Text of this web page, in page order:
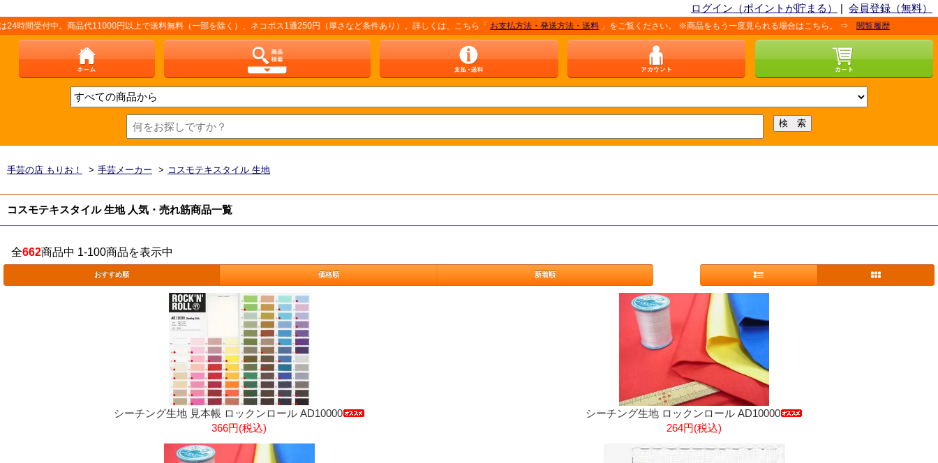
ログイン（ポイントが貯まる） | 会員登録（無料）
。商品代11000円以上で送料無料（一部を除く）、ネコポス1通250円（厚さなど条件あり）。詳しくは、こちら「お支払方法・発送方法・送料」をご覧ください。 ※商品をもう一度見られる場合はこちら。 ⇒ 閲覧履歴
手芸の店 もりお！ > 手芸メーカー > コスモテキスタイル 生地
コスモテキスタイル 生地 人気・売れ筋商品一覧
全662商品中 1-100商品を表示中
おすすめ順 価格順 新着順
シーチング生地 見本帳 ロックンロール AD10000
366円(税込)
シーチング生地 ロックンロール AD10000
264円(税込)